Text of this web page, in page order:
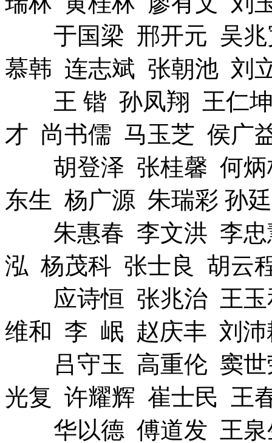
于国梁 邢开元 吴兆
慕韩 连志斌 张朝池 刘
王 锴 孙凤翔 王仁坤
才 尚书儒 马玉芝 侯广
胡登泽 张桂馨 何炳
东生 杨广源 朱瑞彩 孙
朱惠春 李文洪 李忠
泓 杨茂科 张士良 胡云
应诗恒 张兆治 王玉
维和 李 岷 赵庆丰 刘
吕守玉 高重伦 窦世
光复 许耀辉 崔士民 王
华以德 傅道发 王泉